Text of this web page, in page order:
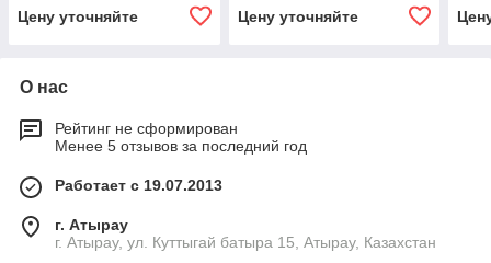
Цену уточняйте Цену уточняйте
О нас
Рейтинг не сформирован
Менее 5 отзывов за последний год
Работает с 19.07.2013
г. Атырау
г. Атырау, ул. Куттыгай батыра 15, Атырау, Казахстан